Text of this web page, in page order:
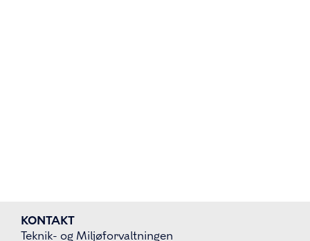
KONTAKT
Teknik- og Miljøforvaltningen